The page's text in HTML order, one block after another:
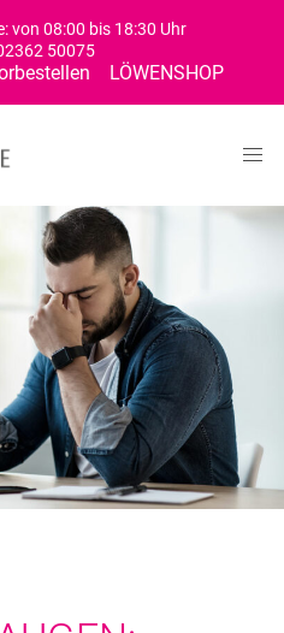
von 08:00 bis 18:30 Uhr
50075
LÖWENSHOP